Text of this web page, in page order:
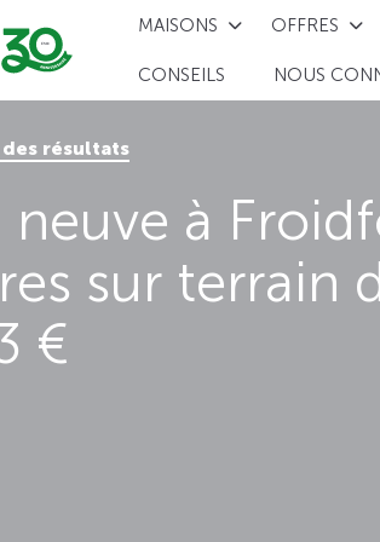
MAISONS OFFRES
CONSEILS NOUS
résultats
neuve à
sur terrain
€